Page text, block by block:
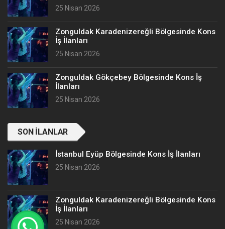
25 Nisan 2026
Zonguldak Karadenizereğli Bölgesinde Kons
İş İlanları
25 Nisan 2026
Zonguldak Gökçebey Bölgesinde Kons İş
İlanları
25 Nisan 2026
SON İLANLAR
İstanbul Eyüp Bölgesinde Kons İş İlanları
25 Nisan 2026
Zonguldak Karadenizereğli Bölgesinde Kons
İş İlanları
25 Nisan 2026